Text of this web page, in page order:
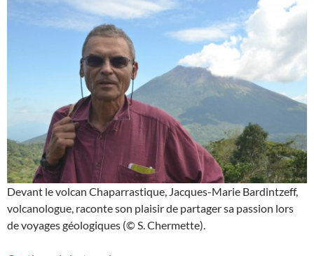
Devant le volcan Chaparrastique, Jacques-Marie Bardintzeff,
volcanologue, raconte son plaisir de partager sa passion lors
de voyages géologiques (© S. Chermette).